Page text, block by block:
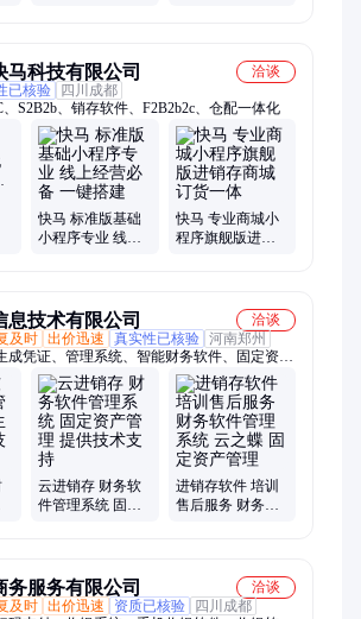
马科技有限公司
洽谈
已核验
四川成都
、S2B2b、销存软件、F2B2b2c、仓配一体化
快马 标准版基础
小程序专业 线上
快马 专业商城小
程序旗舰版进销
息技术有限公司
洽谈
及时 出价迅速 真实性已核验 河南郑州
成凭证、管理系统、智能财务软件、固定资产
云进销存 财务软
件管理系统 固定
进销存软件 培训
售后服务 财务软
务服务有限公司
洽谈
及时 出价迅速 资质已核验
四川成都